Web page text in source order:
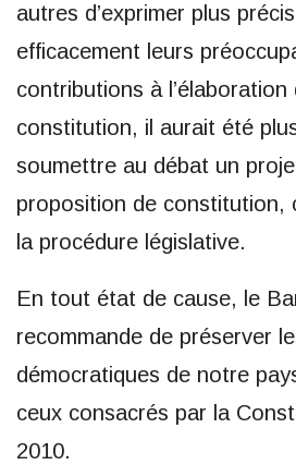
autres d’exprimer plus
efficacement leurs
contributions à l’élaboration
constitution, il aurait été
soumettre au débat un
proposition de constitution,
la procédure législative.
En tout état de cause, le
recommande de préserver
démocratiques de notre
ceux consacrés par la
2010.